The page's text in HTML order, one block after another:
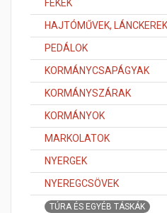
FÉKEK
HAJTÓMŰVEK,
PEDÁLOK
KORMÁNYCSAPÁGYAK
KORMÁNYSZÁRAK
KORMÁNYOK
MARKOLATOK
NYERGEK
NYEREGCSÖVEK
TÚRA ÉS EGYÉB TÁSKÁK